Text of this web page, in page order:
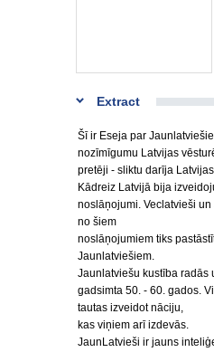
Extract
Šī ir Eseja par
nozīmīgumu Latvijas
pretēji - sliktu darīja
Kādreiz Latvijā bija
noslāņojumi. Veclatvieši
no šiem
noslāņojumiem tiks
Jaunlatviešiem.
Jaunlatviešu kustība radās
gadsimta 50. - 60. gados.
tautas izveidot nāciju,
kas viņiem arī izdevās.
JaunLatvieši ir jauns